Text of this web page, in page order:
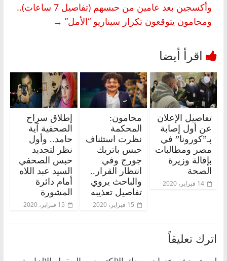
وأكسجين بعد عامين من حبسهم (تفاصيل 7 ساعات)..
ومحامون يتوقعون تكرار سيناريو “الأمل” →
تفاصيل الإعلان
عن أول إصابة
بـ”كورونا” في
مصر ومطالبات
بإقالة وزيرة
الصحة
14 فبراير، 2020
محامون:
المحكمة
نظرت استئناف
حبس باتريك
جورج وفي
انتظار القرار..
والباحث يروي
تفاصيل تعذيبه
15 فبراير، 2020
إطلاق سراح
الصحفية آية
حامد.. وأول
نظر لتجديد
حبس الصحفي
السيد عبد اللاه
أمام دائرة
المشورة
15 فبراير، 2020
اترك تعليقاً